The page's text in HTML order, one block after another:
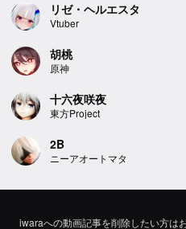
リゼ・ヘルエスタ
Vtuber
胡桃
原神
十六夜咲夜
東方Project
2B
ニーアオートマタ
iwaraへの動画記事を削除したい方は